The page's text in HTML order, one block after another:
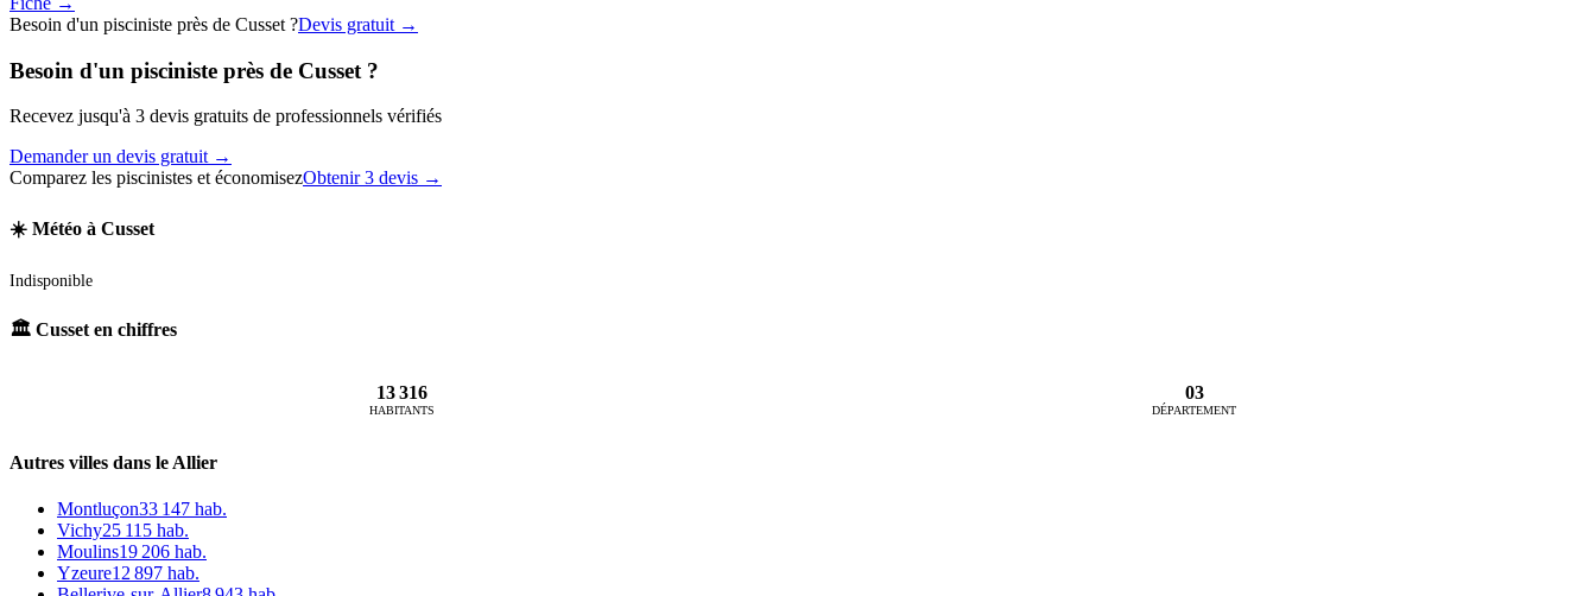
Besoin d'un pisciniste près de Cusset ?Devis gratuit →
Besoin d'un pisciniste près de Cusset ?
Recevez jusqu'à 3 devis gratuits de professionnels vérifiés
Demander un devis gratuit →
Comparez les piscinistes et économisezObtenir 3 devis →
☀️ Météo à Cusset
Indisponible
🏛️ Cusset en chiffres
13 316
HABITANTS
03
DÉPARTEMENT
Autres villes dans le Allier
Montluçon33 147 hab.
Vichy25 115 hab.
Moulins19 206 hab.
Yzeure12 897 hab.